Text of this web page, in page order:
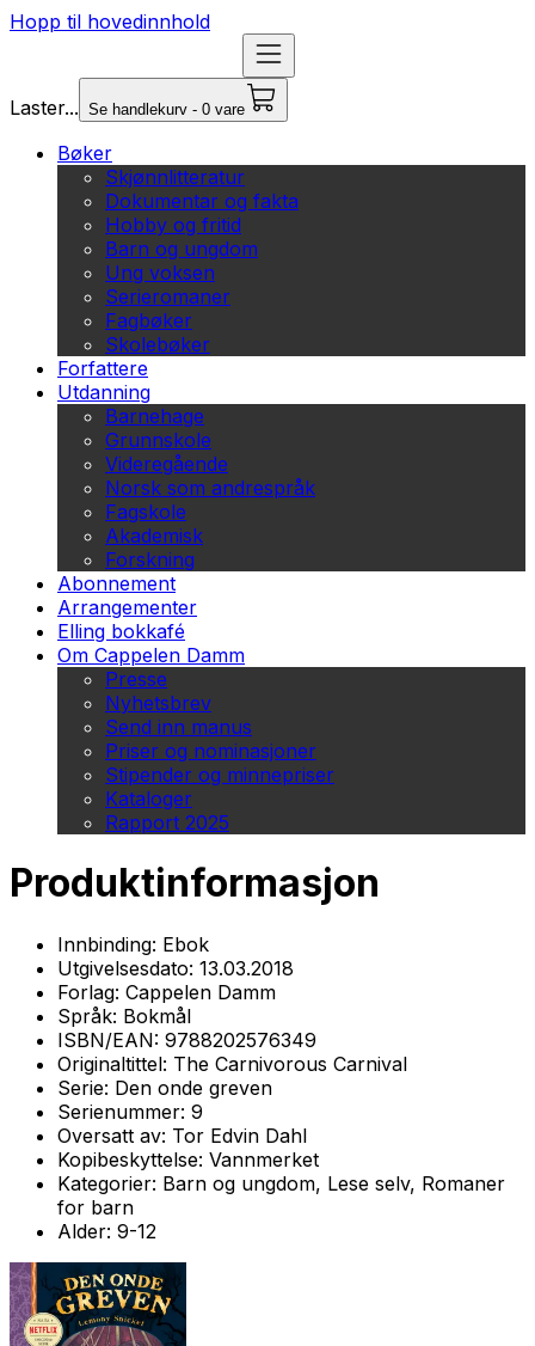
Hopp til hovedinnhold
Laster... Se handlekurv - 0 vare
Bøker
Skjønnlitteratur
Dokumentar og fakta
Hobby og fritid
Barn og ungdom
Ung voksen
Serieromaner
Fagbøker
Skolebøker
Forfattere
Utdanning
Barnehage
Grunnskole
Videregående
Norsk som andrespråk
Fagskole
Akademisk
Forskning
Abonnement
Arrangementer
Elling bokkafé
Om Cappelen Damm
Presse
Nyhetsbrev
Send inn manus
Priser og nominasjoner
Stipender og minnepriser
Kataloger
Rapport 2025
Produktinformasjon
Innbinding: Ebok
Utgivelsesdato: 13.03.2018
Forlag: Cappelen Damm
Språk: Bokmål
ISBN/EAN: 9788202576349
Originaltittel: The Carnivorous Carnival
Serie: Den onde greven
Serienummer: 9
Oversatt av: Tor Edvin Dahl
Kopibeskyttelse: Vannmerket
Kategorier: Barn og ungdom, Lese selv, Romaner
for barn
Alder: 9-12